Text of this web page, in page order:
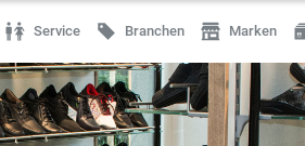
Service Branchen Marken